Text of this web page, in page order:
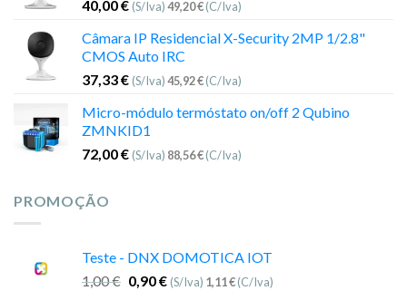
40,00€ (S/Iva)49,20€(C/Iva)
Câmara IP Residencial X-Security 2MP 1/2.8"
CMOS Auto IRC
37,33€ (S/Iva)45,92€(C/Iva)
Micro-módulo termóstato on/off 2 Qubino
ZMNKID1
72,00€ (S/Iva) 88,56€(C/Iva)
PROMOÇÃO
Teste - DNX DOMOTICA IOT
1,00€ 0,90€ (S/Iva) 1,11€(C/Iva)